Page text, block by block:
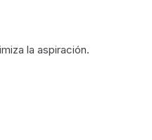
la aspiración.